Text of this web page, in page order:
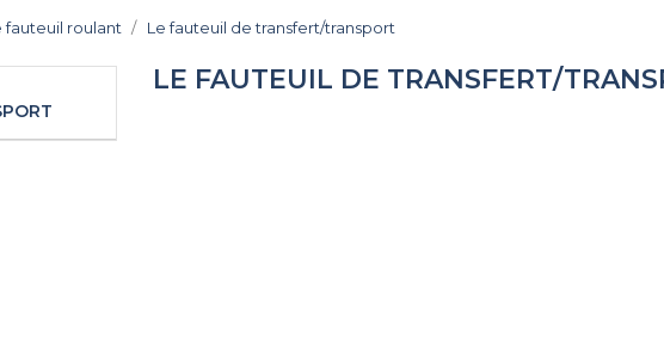
fauteuil roulant Le fauteuil de transfert/transport
LE FAUTEUIL DE TRANSFERT/